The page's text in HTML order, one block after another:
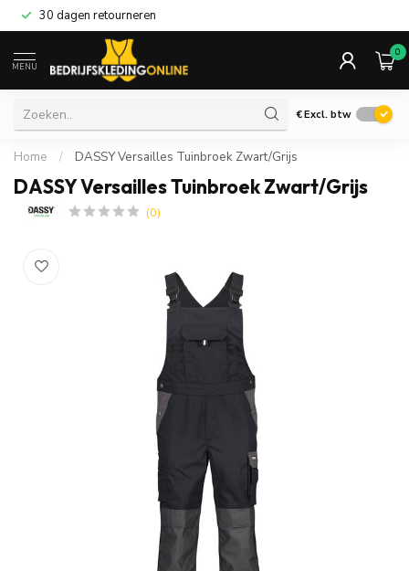
30 dagen retourneren
MENU
0
€Excl. btw
Home / DASSY Versailles Tuinbroek Zwart/Grijs
DASSY Versailles Tuinbroek Zwart/Grijs
(0)